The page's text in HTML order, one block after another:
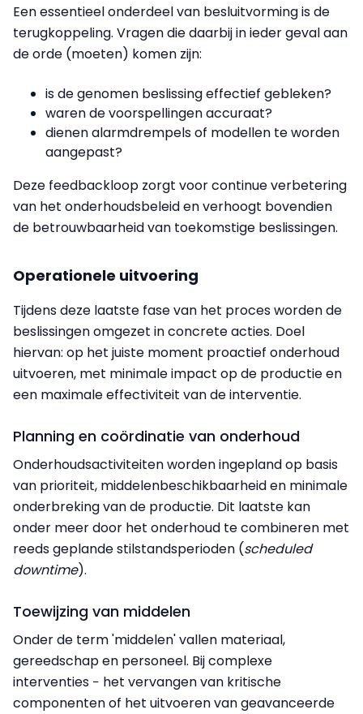
Een essentieel onderdeel van besluitvorming is de
terugkoppeling. Vragen die daarbij in ieder geval aan
de orde (moeten) komen zijn:
is de genomen beslissing effectief gebleken?
waren de voorspellingen accuraat?
dienen alarmdrempels of modellen te worden
aangepast?
Deze feedbackloop zorgt voor continue verbetering
van het onderhoudsbeleid en verhoogt bovendien
de betrouwbaarheid van toekomstige beslissingen.
Operationele uitvoering
Tijdens deze laatste fase van het proces worden de
beslissingen omgezet in concrete acties. Doel
hiervan: op het juiste moment proactief onderhoud
uitvoeren, met minimale impact op de productie en
een maximale effectiviteit van de interventie.
Planning en coördinatie van onderhoud
Onderhoudsactiviteiten worden ingepland op basis
van prioriteit, middelenbeschikbaarheid en minimale
onderbreking van de productie. Dit laatste kan
onder meer door het onderhoud te combineren met
reeds geplande stilstandsperioden (scheduled
downtime).
Toewijzing van middelen
Onder de term 'middelen' vallen materiaal,
gereedschap en personeel. Bij complexe
interventies − het vervangen van kritische
componenten of het uitvoeren van geavanceerde